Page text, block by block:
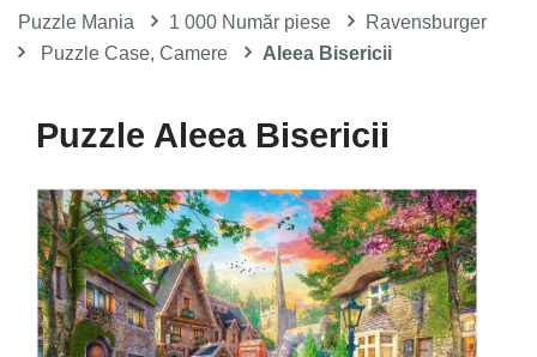
Puzzle Mania 1 000 Număr piese
Ravensburger
Puzzle Case, Camere
Aleea Bisericii
Puzzle Aleea Bisericii